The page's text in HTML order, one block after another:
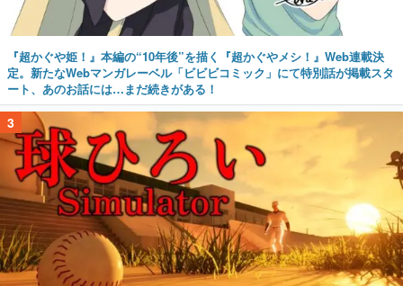
『超かぐや姫！』本編の“10年後”を描く『超かぐやメシ！』Web連載決
定。新たなWebマンガレーベル「ビビビコミック」にて特別話が掲載スタ
ート、あのお話には…まだ続きがある！
3